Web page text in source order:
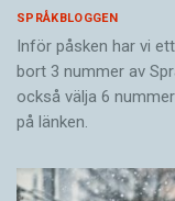
SPRÅKBLOGGEN
Inför påsken har vi
bort 3 nummer av
också välja 6
på länken.